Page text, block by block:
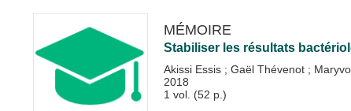
MÉMOIRE
Stabiliser les résultats
Akissi Essis ; Gaël Thévenot ;
2018
1 vol. (52 p.)